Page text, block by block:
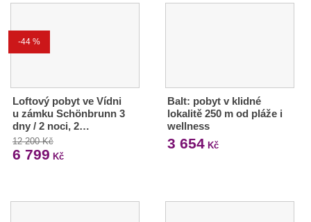
-44 %
Loftový pobyt ve Vídni
u zámku Schönbrunn 3
dny / 2 noci, 2…
12 200 Kč
6 799 Kč
Balt: pobyt v klidné
lokalitě 250 m od pláže i
wellness
3 654Kč